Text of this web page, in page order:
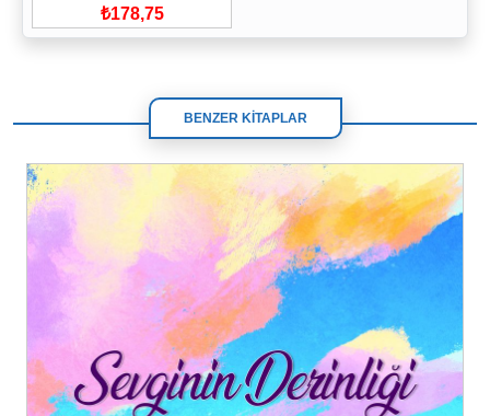
₺178,75
BENZER KİTAPLAR